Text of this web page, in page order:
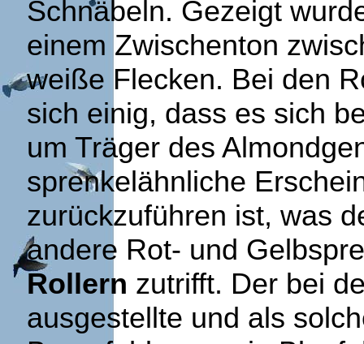
Schnäbeln. Gezeigt
einem Zwischenton
weiße Flecken. Bei den
sich einig, dass es sich
um Träger des
sprenkelähnliche
zurückzuführen ist, was
andere Rot- und
Rollern zutrifft. Der bei
ausgestellte und als